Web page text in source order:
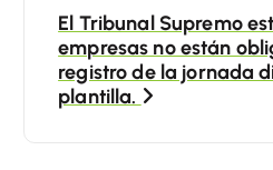
El Tribunal Supremo
empresas no están
registro de la jornada
plantilla.